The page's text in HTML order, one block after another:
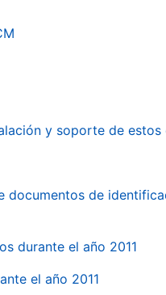
y soporte de estos
de
durante el año 2011
el año 2011